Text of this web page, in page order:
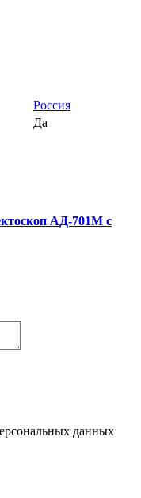
Россия
Да
АД-701М с
данных